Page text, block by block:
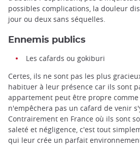
possibles complications, la douleur
jour ou deux sans séquelles.
Ennemis publics
Les cafards ou gokiburi
Certes, ils ne sont pas les plus
habituer à leur présence car ils sont
appartement peut être propre comme
n'empêchera pas un cafard de venir
Contrairement en France où ils sont
saleté et négligence, c'est tout
qui leur crée un parfait